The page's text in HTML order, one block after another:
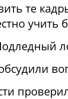
те
учить